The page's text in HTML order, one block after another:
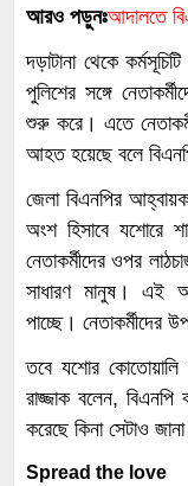
আরও পড়ুনঃআদালতে
দড়াটানা থেকে
পুলিশের সঙ্গে
শুরু করে। এতে
আহত হয়েছে বলে
জেলা বিএনপির
অংশ হিসাবে যশোরে
নেতাকর্মীদের ওপর
সাধারণ মানুষ। এই
পাচ্ছে। নেতাকর্মীদের
তবে যশোর কোতোয়ালি
রাজ্জাক বলেন, বিএনপি
করেছে কিনা সেটাও
Spread the love